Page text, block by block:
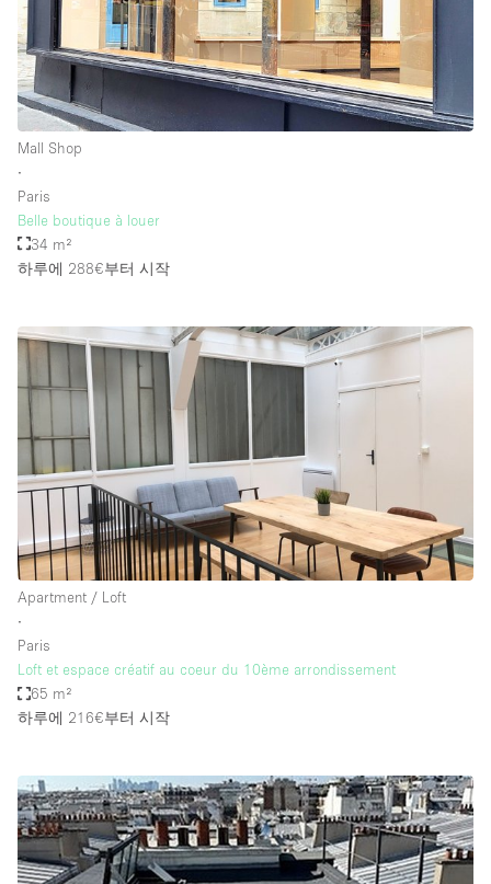
Mall Shop
∙
Paris
Belle boutique à louer
34 m²
하루에 288€부터 시작
Apartment / Loft
∙
Paris
Loft et espace créatif au coeur du 10ème arrondissement
65 m²
하루에 216€부터 시작